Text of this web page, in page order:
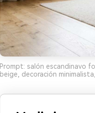
Prompt: salón escandinavo
beige, decoración